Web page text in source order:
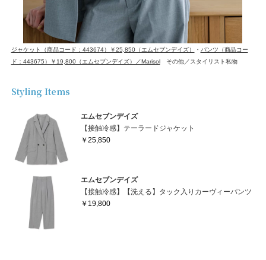
ジャケット（商品コード：443674）￥25,850（エムセブンデイズ） ・ パンツ（商品コー
ド：443675）￥19,800（エムセブンデイズ）／Marisolその他／スタイリスト私物
Styling Items
エムセブンデイズ
【接触冷感】テーラードジャケット
￥25,850
エムセブンデイズ
【接触冷感】【洗える】タック入りカーヴィーパンツ
￥19,800